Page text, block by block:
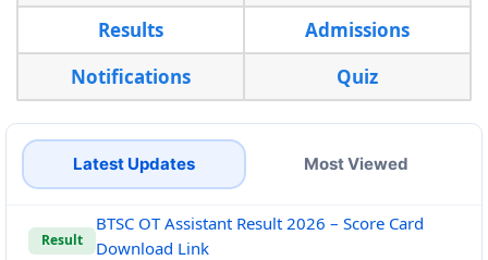
Results
Admissions
Notifications
Quiz
Latest Updates Most Viewed
Result
BTSC OT Assistant Result 2026 – Score Card
Download Link